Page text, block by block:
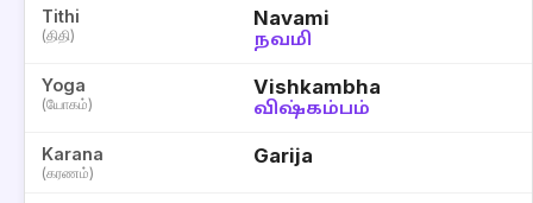
Tithi
(திதி)
Navami
நவமி
Yoga
(யோகம்)
Vishkambha
விஷ்கம்பம்
Karana
(கரணம்)
Garija